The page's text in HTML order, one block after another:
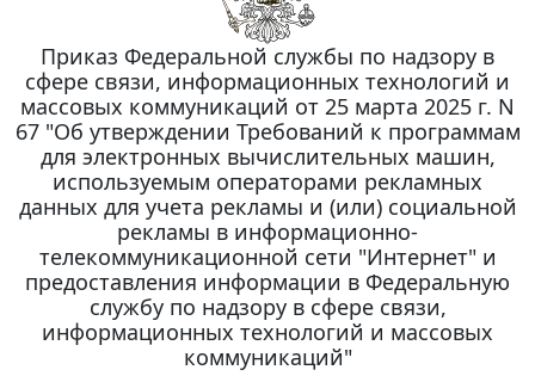
Приказ Федеральной службы по надзору в
сфере связи, информационных технологий и
массовых коммуникаций от 25 марта 2025 г. N
67 "Об утверждении Требований к программам
для электронных вычислительных машин,
используемым операторами рекламных
данных для учета рекламы и (или) социальной
рекламы в информационно-
телекоммуникационной сети "Интернет" и
предоставления информации в Федеральную
службу по надзору в сфере связи,
информационных технологий и массовых
коммуникаций"